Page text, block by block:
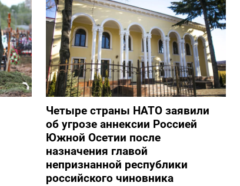
Четыре страны НАТО заявили
об угрозе аннексии Россией
Южной Осетии после
назначения главой
непризнанной республики
российского чиновника